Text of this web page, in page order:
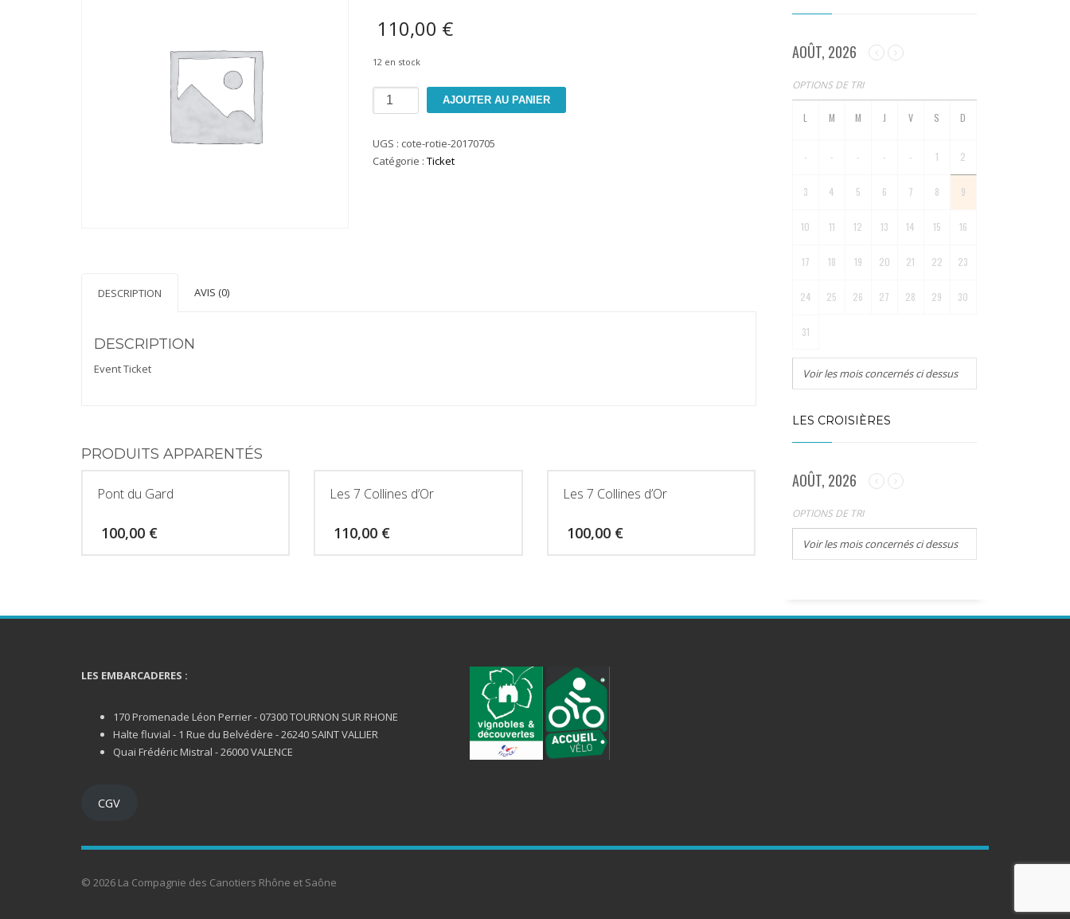
110,00 €
12 en stock
quantité
de
vignoble
de
AJOUTER AU PANIER
UGS : cote-rotie-20170705
Catégorie : Ticket
DESCRIPTION AVIS (0)
DESCRIPTION
Event Ticket
PRODUITS APPARENTÉS
Pont du Gard
100,00 €
Les 7 Collines d’Or
110,00 €
Les 7 Collines d’Or
100,00 €
AOÛT, 2026
OPTIONS DE TRI
- - - - - 1 2
3 4 5 6 7 8 9
10 11 12 13 14 15 16
17 18 19 20 21 22 23
24 25 26 27 28 29 30
31
Voir les mois concernés ci dessus
LES CROISIÈRES
AOÛT, 2026
OPTIONS DE TRI
Voir les mois concernés ci dessus
LES EMBARCADERES :
170 Promenade Léon Perrier - 07300 TOURNON SUR RHONE
Halte fluvial - 1 Rue du Belvédère - 26240 SAINT VALLIER
Quai Frédéric Mistral - 26000 VALENCE
CGV
© 2026 La Compagnie des Canotiers Rhône et Saône